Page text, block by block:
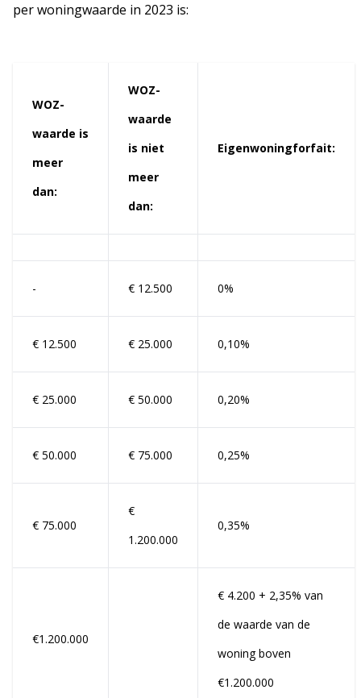
per woningwaarde in 2023 is:
WOZ-
waarde is
meer
dan:
WOZ-
waarde
is niet
meer
dan:
Eigenwoningforfait:
- € 12.500 0%
€ 12.500 € 25.000 0,10%
€ 25.000 € 50.000 0,20%
€ 50.000 € 75.000 0,25%
€ 75.000
€
1.200.000
0,35%
€1.200.000
€ 4.200 + 2,35% van
de waarde van de
woning boven
€1.200.000